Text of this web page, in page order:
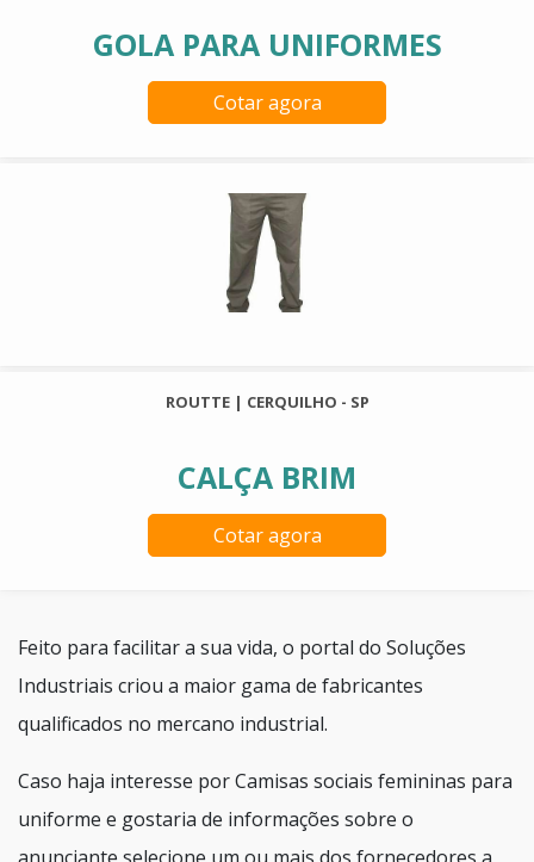
GOLA PARA UNIFORMES
Cotar agora
ROUTTE | CERQUILHO - SP
CALÇA BRIM
Cotar agora
Feito para facilitar a sua vida, o portal do Soluções
Industriais criou a maior gama de fabricantes
qualificados no mercano industrial.
Caso haja interesse por Camisas sociais femininas para
uniforme e gostaria de informações sobre o